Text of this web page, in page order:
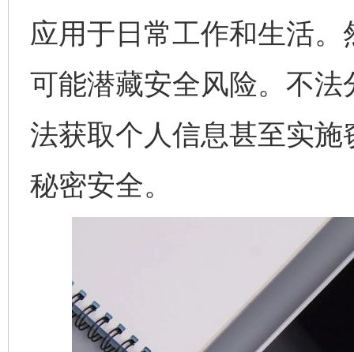
应用于日常工作和生活。
可能潜藏安全风险。不
法获取个人信息甚至实
秘密安全。